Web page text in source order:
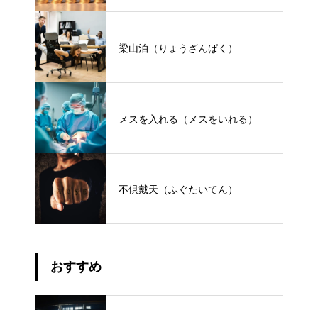
梁山泊（りょうざんぱく）
メスを入れる（メスをいれる）
不倶戴天（ふぐたいてん）
おすすめ